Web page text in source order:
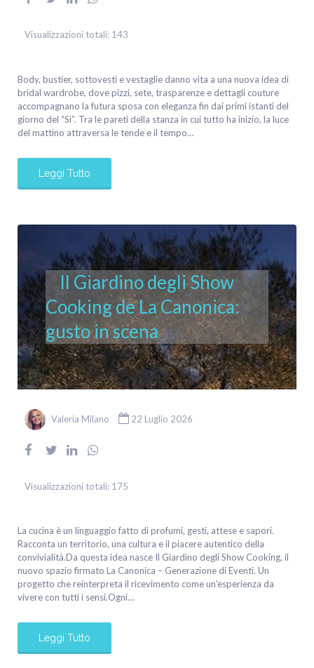
Visualizzazioni totali: 143
Body, bustier, sottovesti e vestaglie danno vita a una nuova idea di
bridal wardrobe, dove pizzi, sete, trasparenze e dettagli couture
accompagnano la futura sposa con eleganza fin dai primi istanti del
giorno del “Sì”. Tra le pareti della stanza in cui tutto ha inizio, la luce
del mattino attraversa le tende e il tempo…
Leggi Tutto
Il Giardino degli Show
Cooking de La Canonica:
gusto in scena
Valeria Milano 22 Luglio 2026
Visualizzazioni totali: 175
La cucina è un linguaggio fatto di profumi, gesti, attese e sapori.
Racconta un territorio, una cultura e il piacere autentico della
convivialità.Da questa idea nasce Il Giardino degli Show Cooking, il
nuovo spazio firmato La Canonica – Generazione di Eventi. Un
progetto che reinterpreta il ricevimento come un’esperienza da
vivere con tutti i sensi.Ogni…
Leggi Tutto